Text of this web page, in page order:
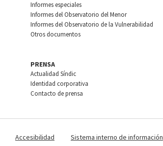
Informes especiales
Informes del Observatorio del Menor
Informes del Observatorio de la Vulnerabilidad
Otros documentos
PRENSA
Actualidad Síndic
Identidad corporativa
Contacto de prensa
Accesibilidad
Sistema interno de información